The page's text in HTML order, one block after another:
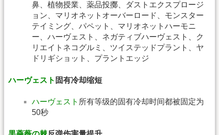
鼻、植物授業、薬品投擲、ダストエクスプロージ
ョン、マリオネットオーバーロード、モンスター
テイミング、パペット、マリオネットハーモニ
ー、ハーヴェスト、ネガティブハーヴェスト、ク
リエイトネコグルミ、ツイステッドプラント、ヤ
ドリギショット、プラントエッジ
ハーヴェスト 固有冷却缩短
ハーヴェスト 所有等级的固有冷却时间都被固定为
50秒